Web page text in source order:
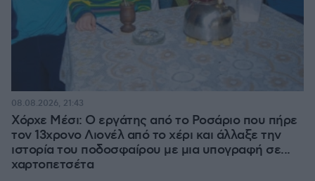
Χόρχε Μέσι: Ο εργάτης από το Ροσάριο που πήρε
τον 13χρονο Λιονέλ από το χέρι και άλλαξε την
ιστορία του ποδοσφαίρου με μια υπογραφή σε...
χαρτοπετσέτα
08.08.2026, 21:43